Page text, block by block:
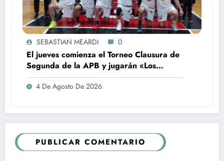
SEBASTIAN MEARDI 0
El jueves comienza el Torneo Clausura de
Segunda de la APB y jugarán «Los
Buitres» en Rojas
4 De Agosto De 2026
PUBLICAR COMENTARIO